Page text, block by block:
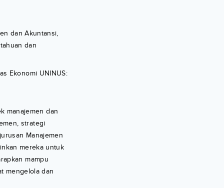
dan Akuntansi,
dan
Ekonomi UNINUS:
manajemen dan
strategi
Manajemen
mereka untuk
mampu
mengelola dan